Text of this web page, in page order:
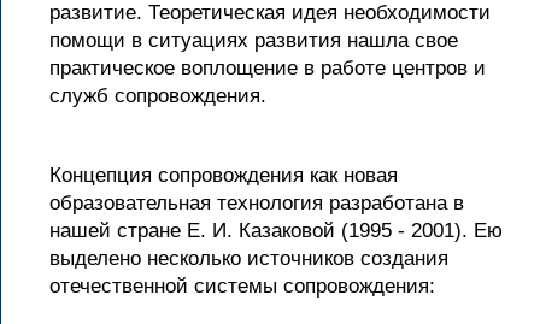
развитие. Теоретическая идея необходимости
помощи в ситуациях развития нашла свое
практическое воплощение в работе центров и
служб сопровождения.
Концепция сопровождения как новая
образовательная технология разработана в
нашей стране Е. И. Казаковой (1995 - 2001). Ею
выделено несколько источников создания
отечественной системы сопровождения: